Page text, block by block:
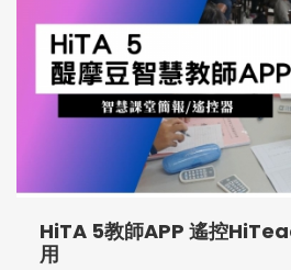
HiTA 5教師APP 遙控
用